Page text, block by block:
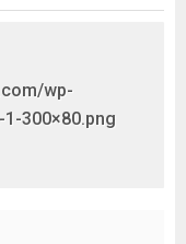
wp-
300×80.png